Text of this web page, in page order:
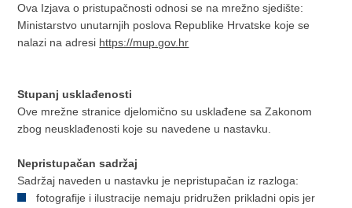
Ova Izjava o pristupačnosti odnosi se na mrežno sjedište:
Ministarstvo unutarnjih poslova Republike Hrvatske koje se
nalazi na adresi https://mup.gov.hr
Stupanj usklađenosti
Ove mrežne stranice djelomično su usklađene sa Zakonom
zbog neusklađenosti koje su navedene u nastavku.
Nepristupačan sadržaj
Sadržaj naveden u nastavku je nepristupačan iz razloga:
fotografije i ilustracije nemaju pridružen prikladni opis jer